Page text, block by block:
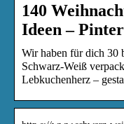
140
Ideen –
Wir haben für dich 30
Schwarz-Weiß
Lebkuchenherz –